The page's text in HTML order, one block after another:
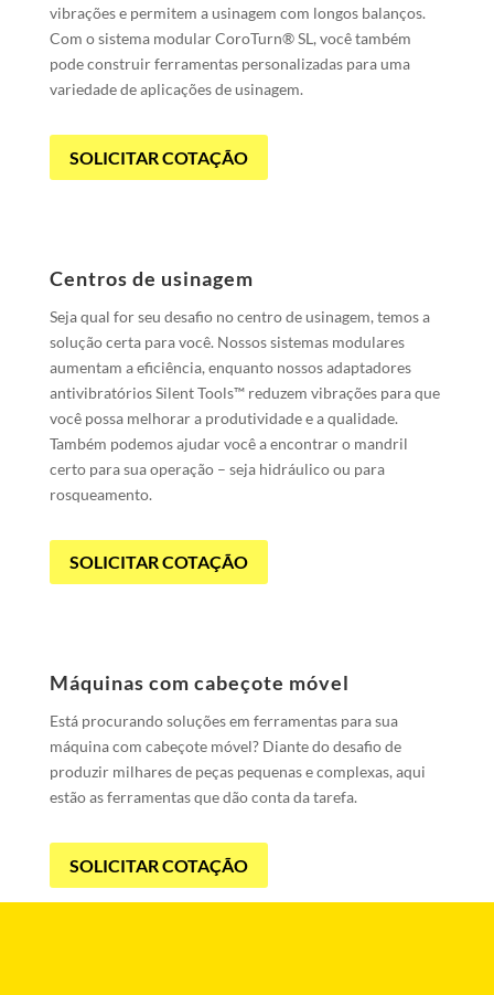
vibrações e permitem a usinagem com longos balanços.
Com o sistema modular CoroTurn® SL, você também
pode construir ferramentas personalizadas para uma
variedade de aplicações de usinagem.
SOLICITAR COTAÇÃO
Centros de usinagem
Seja qual for seu desafio no centro de usinagem, temos a
solução certa para você. Nossos sistemas modulares
aumentam a eficiência, enquanto nossos adaptadores
antivibratórios Silent Tools™ reduzem vibrações para que
você possa melhorar a produtividade e a qualidade.
Também podemos ajudar você a encontrar o mandril
certo para sua operação – seja hidráulico ou para
rosqueamento.
SOLICITAR COTAÇÃO
Máquinas com cabeçote móvel
Está procurando soluções em ferramentas para sua
máquina com cabeçote móvel? Diante do desafio de
produzir milhares de peças pequenas e complexas, aqui
estão as ferramentas que dão conta da tarefa.
SOLICITAR COTAÇÃO